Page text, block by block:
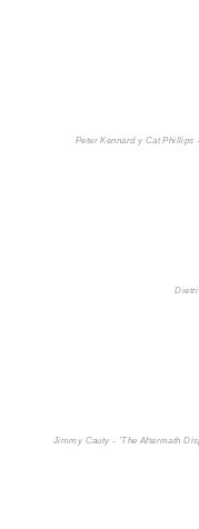
Peter Kennard y Cat Phillips
Jimmy Cauty - 'The Aftermath